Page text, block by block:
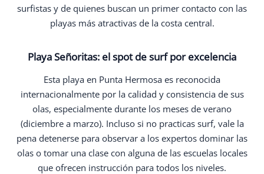
surfistas y de quienes buscan un primer contacto con las
playas más atractivas de la costa central.
Playa Señoritas: el spot de surf por excelencia
Esta playa en Punta Hermosa es reconocida
internacionalmente por la calidad y consistencia de sus
olas, especialmente durante los meses de verano
(diciembre a marzo). Incluso si no practicas surf, vale la
pena detenerse para observar a los expertos dominar las
olas o tomar una clase con alguna de las escuelas locales
que ofrecen instrucción para todos los niveles.